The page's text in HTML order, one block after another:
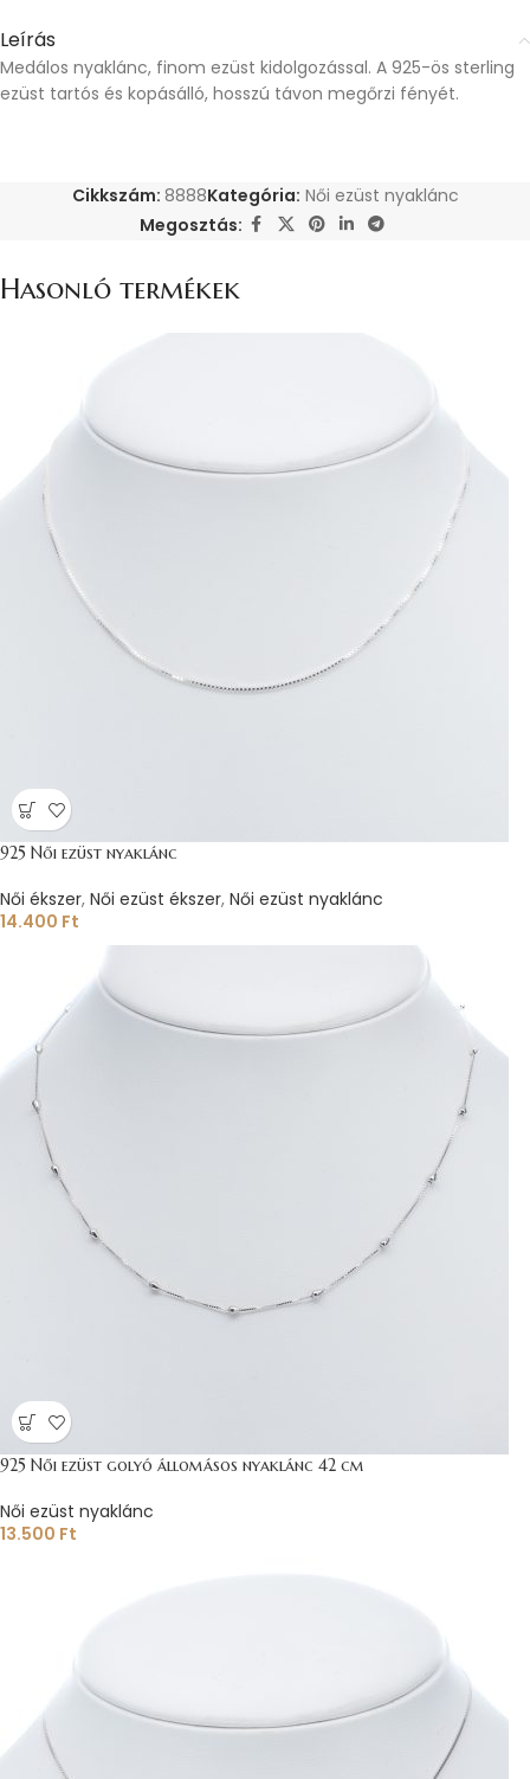
Leírás
Medálos nyaklánc, finom ezüst kidolgozással. A 925-ös sterling
ezüst tartós és kopásálló, hosszú távon megőrzi fényét.
Cikkszám: 8888Kategória: Női ezüst nyaklánc
Megosztás:
Hasonló termékek
925 Női ezüst nyaklánc
Női ékszer, Női ezüst ékszer, Női ezüst nyaklánc
14.400 Ft
925 Női ezüst golyó állomásos nyaklánc 42 cm
Női ezüst nyaklánc
13.500 Ft